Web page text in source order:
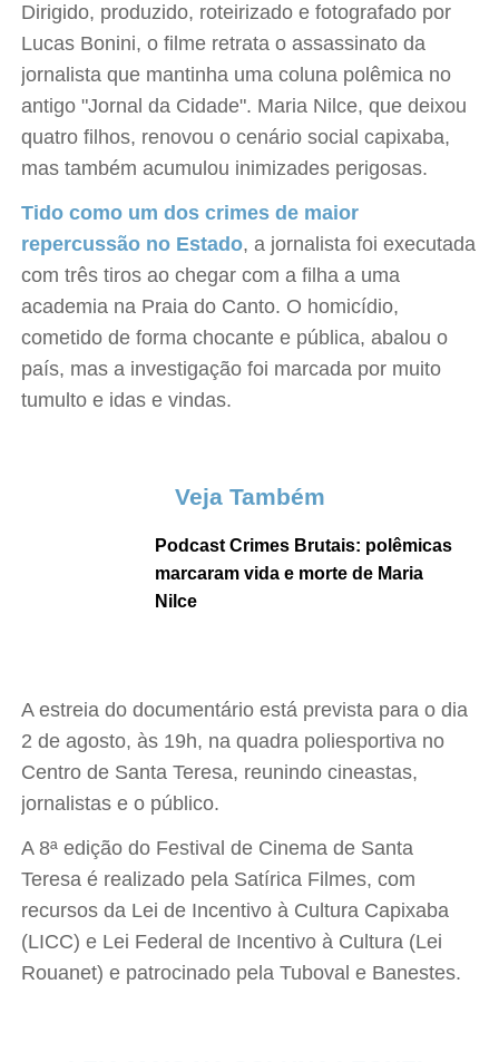
Dirigido, produzido, roteirizado e fotografado por
Lucas Bonini, o filme retrata o assassinato da
jornalista que mantinha uma coluna polêmica no
antigo "Jornal da Cidade". Maria Nilce, que deixou
quatro filhos, renovou o cenário social capixaba,
mas também acumulou inimizades perigosas.
Tido como um dos crimes de maior
repercussão no Estado, a jornalista foi executada
com três tiros ao chegar com a filha a uma
academia na Praia do Canto. O homicídio,
cometido de forma chocante e pública, abalou o
país, mas a investigação foi marcada por muito
tumulto e idas e vindas.
Veja Também
Podcast Crimes Brutais: polêmicas
marcaram vida e morte de Maria
Nilce
A estreia do documentário está prevista para o dia
2 de agosto, às 19h, na quadra poliesportiva no
Centro de Santa Teresa, reunindo cineastas,
jornalistas e o público.
A 8ª edição do Festival de Cinema de Santa
Teresa é realizado pela Satírica Filmes, com
recursos da Lei de Incentivo à Cultura Capixaba
(LICC) e Lei Federal de Incentivo à Cultura (Lei
Rouanet) e patrocinado pela Tuboval e Banestes.